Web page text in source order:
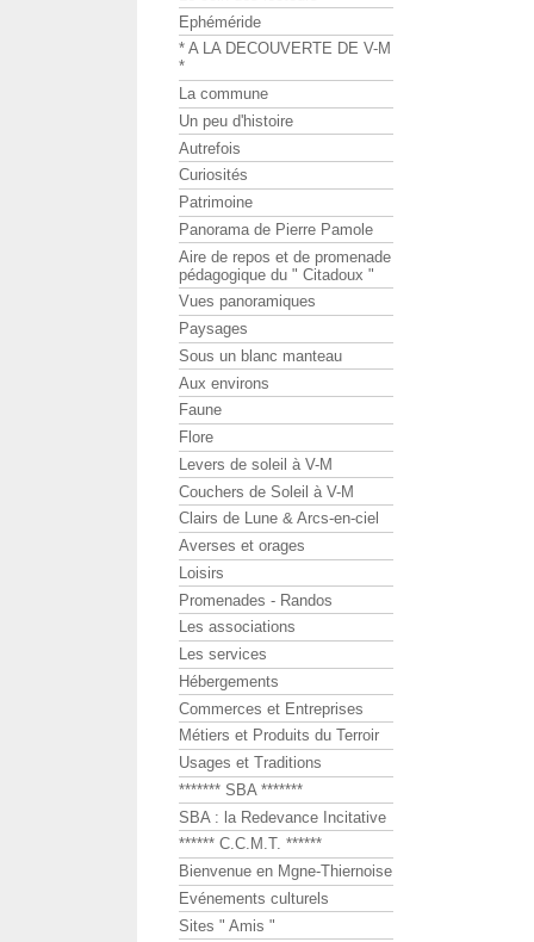
Ephéméride
* A LA DECOUVERTE DE V-M
*
La commune
Un peu d'histoire
Autrefois
Curiosités
Patrimoine
Panorama de Pierre Pamole
Aire de repos et de promenade
pédagogique du " Citadoux "
Vues panoramiques
Paysages
Sous un blanc manteau
Aux environs
Faune
Flore
Levers de soleil à V-M
Couchers de Soleil à V-M
Clairs de Lune & Arcs-en-ciel
Averses et orages
Loisirs
Promenades - Randos
Les associations
Les services
Hébergements
Commerces et Entreprises
Métiers et Produits du Terroir
Usages et Traditions
******* SBA *******
SBA : la Redevance Incitative
****** C.C.M.T. ******
Bienvenue en Mgne-Thiernoise
Evénements culturels
Sites " Amis "